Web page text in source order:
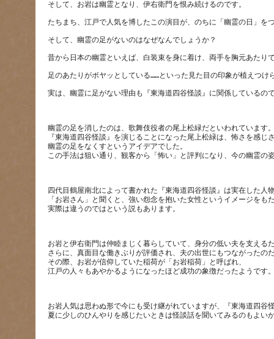
幽霊の足を消したのは、歌舞伎役者の尾上松緑だといわれています
『東海道四谷怪談』を演じることになった尾上松緑は、怖さを感
幽霊の足をなくすというアイデアでした。
四代目鶴屋南北によって書かれた『東海道四谷怪談』は実在した人
「お岩さん」と聞くと、強い怨念を抱いた女性というイメージをも
お岩と伊右衛門は仲睦まじく暮らしていて、身分の低い夫を支える
さらに、真面目な働きぶりが評価され、夫の出世にもつながったの
その際、お岩が信仰していた稲荷が「お岩稲荷」と呼ばれ、
お岩人気は思わぬ形で今にも受け継がれていますが、『東海道四谷